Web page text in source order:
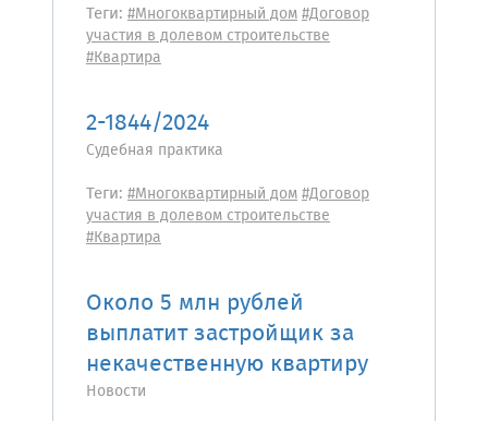
Теги: #Многоквартирный дом#Договор
участия в долевом строительстве
#Квартира
2-1844/2024
Судебная практика
Теги: #Многоквартирный дом#Договор
участия в долевом строительстве
#Квартира
Около 5 млн рублей
выплатит застройщик за
некачественную квартиру
Новости